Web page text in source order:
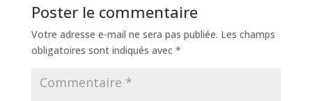
Poster le commentaire
Votre adresse e-mail ne sera pas publiée. Les champs
obligatoires sont indiqués avec *